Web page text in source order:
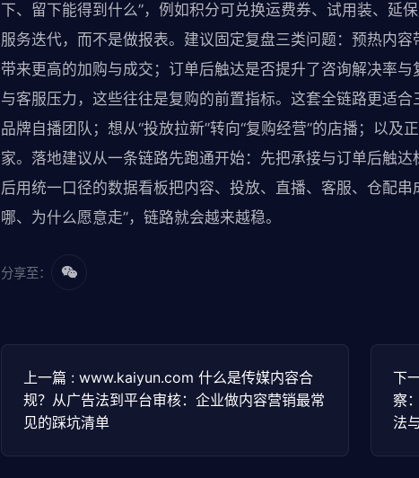
下、留下能得到什么”，例如积分可兑换运费券、试用装、延
服务迭代，而不是做报表。建议固定复盘三类问题：预热内
带来更高的加购与成交；订单后触达是否提升了咨询解决率
与客服压力，这些往往是复购的前置指标。这套全链路更适
品牌自播团队；想从“投放拉新”转向“复购经营”的店播；以及
家。落地建议从一条链路先跑通开始：先把承接与订单后触
后用统一口径的数据看板把内容、投放、直播、客服、仓配
哪、为什么愿意走”，链路就会越来越稳。
分享至：
上一篇 : www.kaiyun.com 什么是传媒内容合
规？从广告法到平台审核：企业做内容营销最常
见的踩坑清单
下
察
法